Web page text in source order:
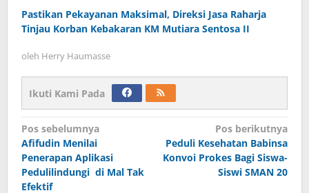
Pastikan Pekayanan Maksimal, Direksi Jasa Raharja
Tinjau Korban Kebakaran KM Mutiara Sentosa II
oleh Herry Haumasse
Ikuti Kami Pada
Navigasi
pos
Pos sebelumnya
Afifudin Menilai
Penerapan Aplikasi
Pedulilindungi di Mal Tak
Efektif
Pos berikutnya
Peduli Kesehatan Babinsa
Konvoi Prokes Bagi Siswa-
Siswi SMAN 20